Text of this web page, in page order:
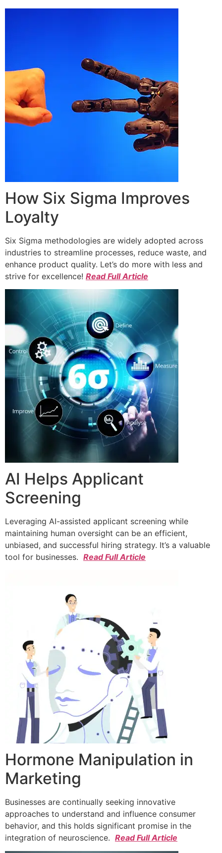
How Six Sigma Improves
Loyalty
Six Sigma methodologies are widely adopted across
industries to streamline processes, reduce waste, and
enhance product quality. Let’s do more with less and
strive for excellence! Read Full Article
AI Helps Applicant
Screening
Leveraging AI-assisted applicant screening while
maintaining human oversight can be an efficient,
unbiased, and successful hiring strategy. It’s a valuable
tool for businesses. Read Full Article
Hormone Manipulation in
Marketing
Businesses are continually seeking innovative
approaches to understand and influence consumer
behavior, and this holds significant promise in the
integration of neuroscience. Read Full Article